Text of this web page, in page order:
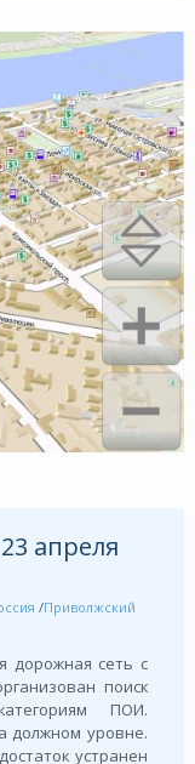
апреля
/Приволжский
дорожная сеть с
поиск
ПОИ.
должном уровне.
устранен